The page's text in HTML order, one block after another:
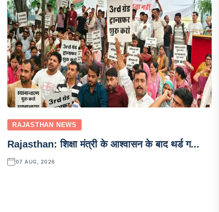
RAJASTHAN NEWS
Rajasthan: शिक्षा मंत्री के आश्वासन के बाद थर्ड ग...
07 AUG, 2026